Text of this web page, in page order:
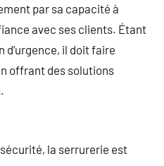
par sa capacité à
avec ses clients. Étant
d’urgence, il doit faire
offrant des solutions
la serrurerie est